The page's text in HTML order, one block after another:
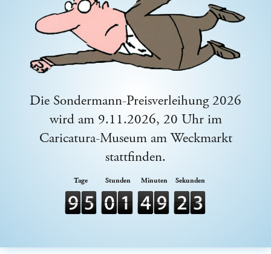
Die Sondermann-Preisverleihung 2026
wird am 9.11.2026, 20 Uhr im
Caricatura-Museum am Weckmarkt
stattfinden.